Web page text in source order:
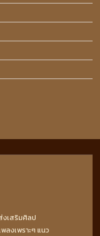
งเสริมศิลป
ลงเพราะๆ แนว